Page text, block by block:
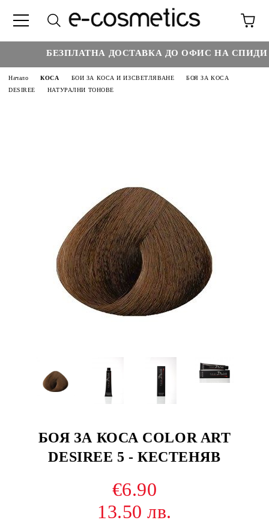
БЕЗПЛАТНА ДОСТАВКА ДО ОФИС НА СПИДИ
Начало КОСА БОИ ЗА КОСА И ИЗСВЕТЛЯВАНЕ
БОЯ ЗА КОСА
DESIREE
НАТУРАЛНИ ТОНОВЕ
БОЯ ЗА КОСА COLOR ART
DESIREE 5 - КЕСТЕНЯВ
€6.90
13.50 лв.